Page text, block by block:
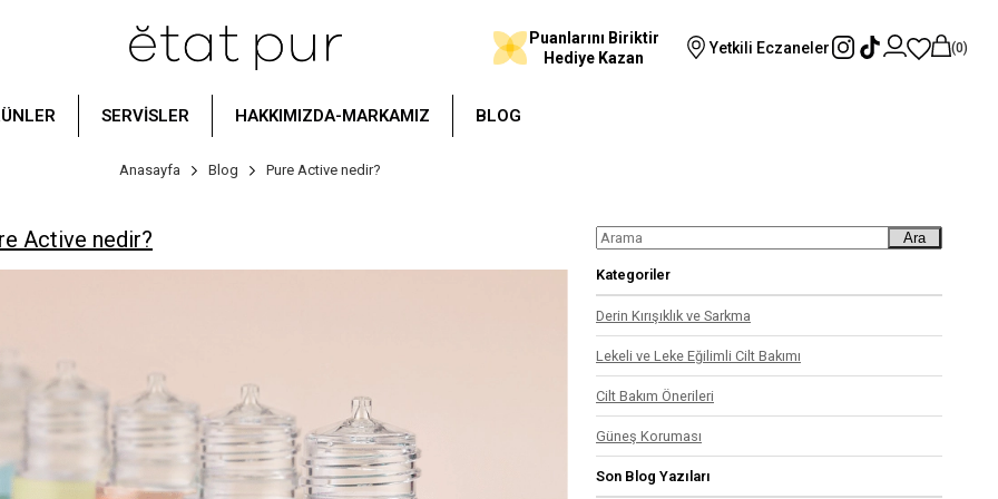
Puanlarını Biriktir
Hediye Kazan
Yetkili Eczaneler 0
SERVİSLER HAKKIMIZDA-MARKAMIZ BLOG
Anasayfa Blog Pure Active nedir?
Active nedir? Ara
Kategoriler
Derin Kırışıklık ve Sarkma
Lekeli ve Leke Eğilimli Cilt Bakımı
Cilt Bakım Önerileri
Güneş Koruması
Son Blog Yazıları